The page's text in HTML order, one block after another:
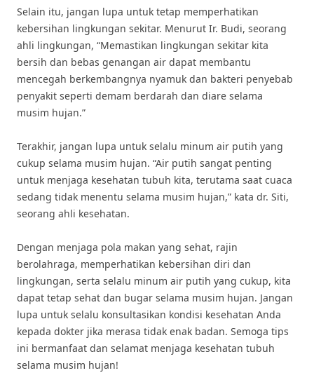
Selain itu, jangan lupa untuk tetap memperhatikan
kebersihan lingkungan sekitar. Menurut Ir. Budi, seorang
ahli lingkungan, “Memastikan lingkungan sekitar kita
bersih dan bebas genangan air dapat membantu
mencegah berkembangnya nyamuk dan bakteri penyebab
penyakit seperti demam berdarah dan diare selama
musim hujan.”
Terakhir, jangan lupa untuk selalu minum air putih yang
cukup selama musim hujan. “Air putih sangat penting
untuk menjaga kesehatan tubuh kita, terutama saat cuaca
sedang tidak menentu selama musim hujan,” kata dr. Siti,
seorang ahli kesehatan.
Dengan menjaga pola makan yang sehat, rajin
berolahraga, memperhatikan kebersihan diri dan
lingkungan, serta selalu minum air putih yang cukup, kita
dapat tetap sehat dan bugar selama musim hujan. Jangan
lupa untuk selalu konsultasikan kondisi kesehatan Anda
kepada dokter jika merasa tidak enak badan. Semoga tips
ini bermanfaat dan selamat menjaga kesehatan tubuh
selama musim hujan!